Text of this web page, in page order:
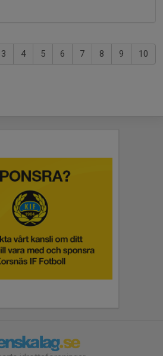
3 4 5 6 7 8 9 10